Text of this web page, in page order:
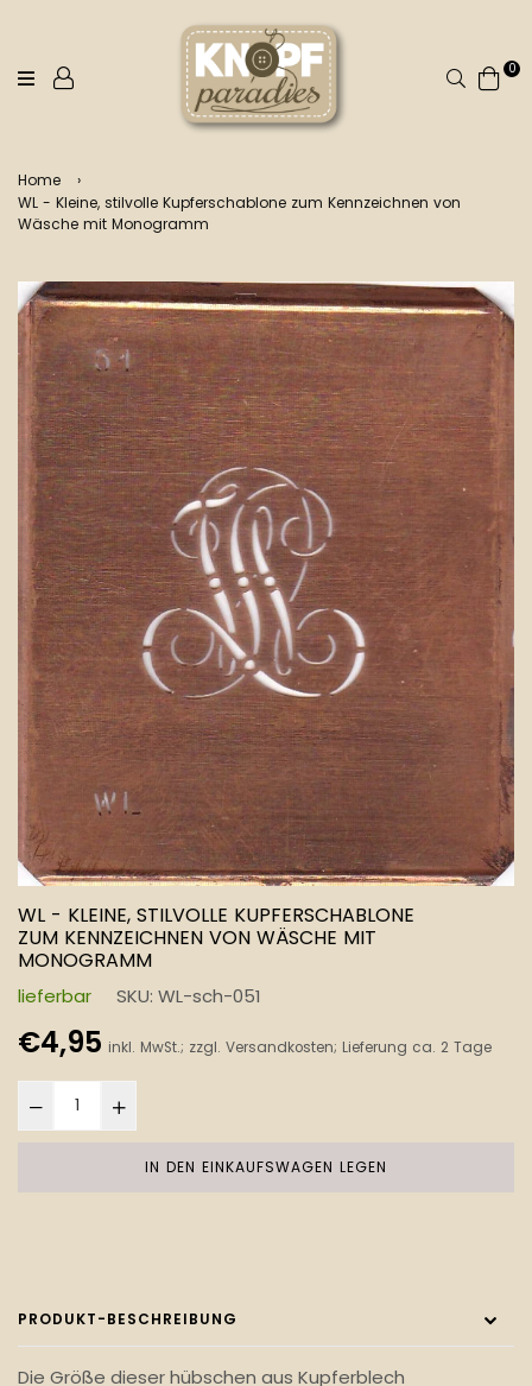
Suchen
0
Home
›
WL - Kleine, stilvolle Kupferschablone zum Kennzeichnen von
Wäsche mit Monogramm
WL - KLEINE, STILVOLLE KUPFERSCHABLONE
ZUM KENNZEICHNEN VON WÄSCHE MIT
MONOGRAMM
lieferbar SKU: WL-sch-051
Normaler
Preis
€4,95 inkl. MwSt.; zzgl. Versandkosten; Lieferung ca. 2 Tage
IN DEN EINKAUFSWAGEN LEGEN
PRODUKT-BESCHREIBUNG
Die Größe dieser hübschen aus Kupferblech